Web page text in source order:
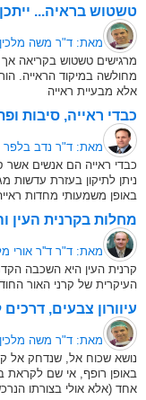
טשטוש בראיה...
מאת: ד"ר משה מלכין
מרגישים טשטוש בקריאה אך
מחולשה במיקוד הראייה.
אלא מבעיית ראייה
כבדי ראייה, סיבות
מאת: ד"ר נדב בלפר
כבדי ראייה הם אנשים אשר
ניתן לתיקון בעזרת עדשות
באופן משמעותי מחדות
מחלות בקרנית העין
מאת: ד"ר ד''ר אורי
קרנית העין היא השכבה
העיקרית של קרני האור
עיוורון צבעים,
מאת: ד"ר משה מלכין
נושא שכוח אל, שנדחק אל
באופן רופף, אי שם
אחד (אלא אולי בצורתו